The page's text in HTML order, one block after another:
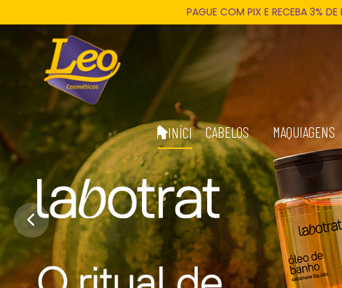
PAGUE COM PIX E RECEBA 3% DE DESCONTO EM TODA LOJA
INÍCIO CABELOS MAQUIAGENS